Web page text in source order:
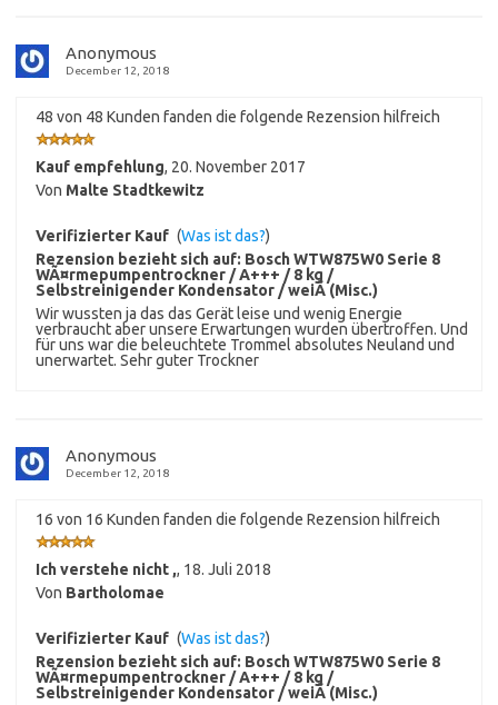
Anonymous
December 12, 2018
48 von 48 Kunden fanden die folgende Rezension hilfreich
Kauf empfehlung, 20. November 2017
Von Malte Stadtkewitz
Verifizierter Kauf (Was ist das?)
Rezension bezieht sich auf: Bosch WTW875W0 Serie 8
WÃ¤rmepumpentrockner / A+++ / 8 kg /
Selbstreinigender Kondensator / weiÃ (Misc.)
Wir wussten ja das das Gerät leise und wenig Energie
verbraucht aber unsere Erwartungen wurden übertroffen. Und
für uns war die beleuchtete Trommel absolutes Neuland und
unerwartet. Sehr guter Trockner
Anonymous
December 12, 2018
16 von 16 Kunden fanden die folgende Rezension hilfreich
Ich verstehe nicht ,, 18. Juli 2018
Von Bartholomae
Verifizierter Kauf (Was ist das?)
Rezension bezieht sich auf: Bosch WTW875W0 Serie 8
WÃ¤rmepumpentrockner / A+++ / 8 kg /
Selbstreinigender Kondensator / weiÃ (Misc.)